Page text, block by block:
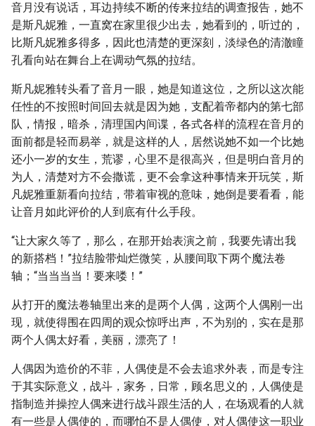
音月没有说话，耳边持续不断的传来拉结的调查报告，她不
是斯凡妮雅，一直窝在家里很少出去，她看到的，听过的，
比斯凡妮雅多得多，因此也清楚的更深刻，淡绿色的清澈瞳
孔看向站在舞台上在调动气氛的拉结。
斯凡妮雅转头看了音月一眼，她是知道这位，之所以这次能
任性的不按照时间回去就是因为她，支配着帝都内的第七部
队，情报，暗杀，清理国内间谍，各式各样的流程在音月的
面前都是轻而易举，就是这样的人，居然说她不如一个比她
还小一岁的女生，荒谬，心里不是很高兴，但是明白音月的
为人，清楚对方不会撒谎，更不会拿这种事情来开玩笑，斯
凡妮雅重新看向拉结，带着审视的意味，她倒是要看看，能
让音月如此评价的人到底有什么手段。
“让大家久等了，那么，在那开始表演之前，我要先请出我
的新搭档！”拉结脸带灿烂微笑，从腰间取下两个魔法卷
轴；“当当当当！要来喽！”
从打开的魔法卷轴里出来的是两个人偶，这两个人偶刚一出
现，就使得围在四周的观众惊呼出声，不为别的，实在是那
两个人偶太好看，美丽，漂亮了！
人偶因为造价的不菲，人偶使是不会去追求外表，而是专注
于其实际意义，战斗，家务，日常，顾名思义的，人偶使是
指制造并操控人偶来进行战斗跟生活的人，在场观看的人就
有一些是人偶使的，而哪怕不是人偶使，对人偶使这一职业